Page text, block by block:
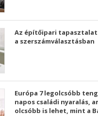
Az építőipari
a szerszámválasztásban
Európa 7 legolcsóbb
napos családi nyaralás,
olcsóbb is lehet, mint a